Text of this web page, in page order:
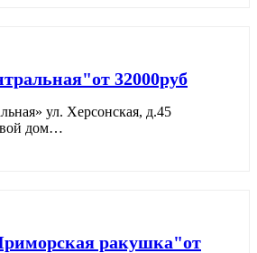
32000руб
ул. Херсонская, д.45
дом…
ракушка"от